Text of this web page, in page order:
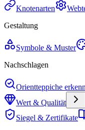
Knotenarten
Gestaltung
Symbole & Muster
Nachschlagen
Orientteppiche
Wert & Qualität
Siegel & Zertifikate